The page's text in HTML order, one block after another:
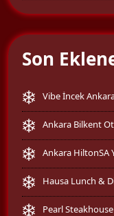
Son
Vibe İncek Ankara
Ankara Bilkent
Ankara HiltonSA
Hausa Lunch &
Pearl Steakhouse